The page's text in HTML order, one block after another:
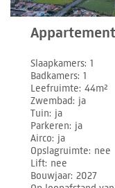
Slaapkamers 1
Badkamers 1
Leefruimte 44m²
Zwembad ja
Tuin ja
Parkeren ja
Airco ja
Opslagruimte nee
Lift nee
Bouwjaar 2027